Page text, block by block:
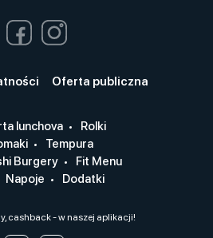
Oferta publiczna
lunchova
Rolki
Tempura
Burgery
Fit Menu
Napoje Dodatki
cashback - w naszej aplikacji!